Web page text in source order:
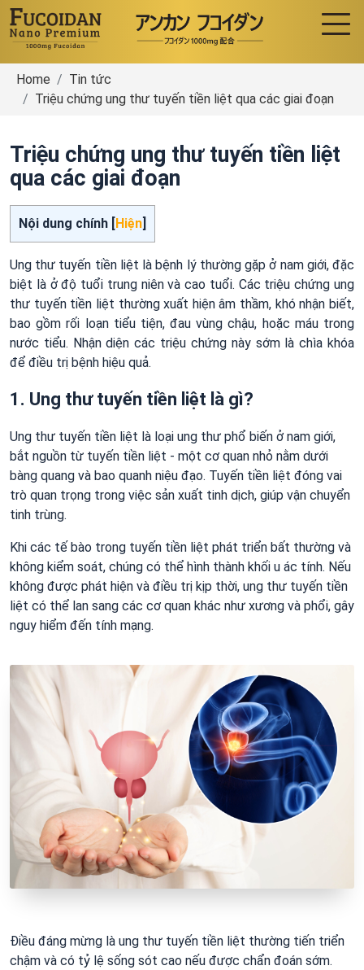
Home
Tin tức
Triệu chứng ung thư tuyến tiền liệt qua các giai đoạn
Triệu chứng ung thư tuyến tiền liệt
qua các giai đoạn
Nội dung chính [Hiện]
Ung thư tuyến tiền liệt là bệnh lý thường gặp ở nam giới, đặc
biệt là ở độ tuổi trung niên và cao tuổi. Các triệu chứng ung
thư tuyến tiền liệt thường xuất hiện âm thầm, khó nhận biết,
bao gồm rối loạn tiểu tiện, đau vùng chậu, hoặc máu trong
nước tiểu. Nhận diện các triệu chứng này sớm là chìa khóa
để điều trị bệnh hiệu quả.
1. Ung thư tuyến tiền liệt là gì?
Ung thư tuyến tiền liệt là loại ung thư phổ biến ở nam giới,
bắt nguồn từ tuyến tiền liệt - một cơ quan nhỏ nằm dưới
bàng quang và bao quanh niệu đạo. Tuyến tiền liệt đóng vai
trò quan trọng trong việc sản xuất tinh dịch, giúp vận chuyển
tinh trùng.
Khi các tế bào trong tuyến tiền liệt phát triển bất thường và
không kiểm soát, chúng có thể hình thành khối u ác tính. Nếu
không được phát hiện và điều trị kịp thời, ung thư tuyến tiền
liệt có thể lan sang các cơ quan khác như xương và phổi, gây
nguy hiểm đến tính mạng.
Điều đáng mừng là ung thư tuyến tiền liệt thường tiến triển
chậm và có tỷ lệ sống sót cao nếu được chẩn đoán sớm.